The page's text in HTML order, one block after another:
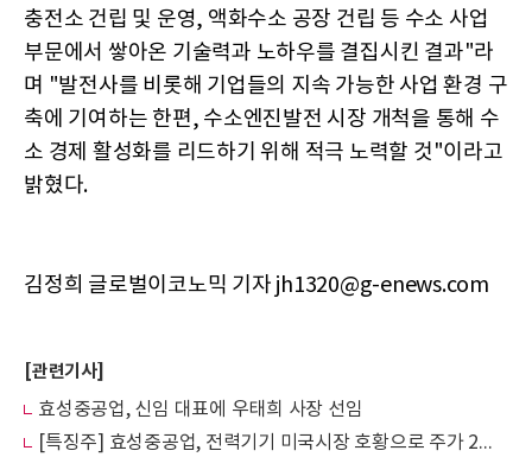
충전소 건립 및 운영, 액화수소 공장 건립 등 수소 사업
부문에서 쌓아온 기술력과 노하우를 결집시킨 결과"라
며 "발전사를 비롯해 기업들의 지속 가능한 사업 환경 구
축에 기여하는 한편, 수소엔진발전 시장 개척을 통해 수
소 경제 활성화를 리드하기 위해 적극 노력할 것"이라고
밝혔다.
김정희 글로벌이코노믹 기자 jh1320@g-enews.com
[관련기사]
효성중공업, 신임 대표에 우태희 사장 선임
[특징주] 효성중공업, 전력기기 미국시장 호황으로 주가 2%대 강세